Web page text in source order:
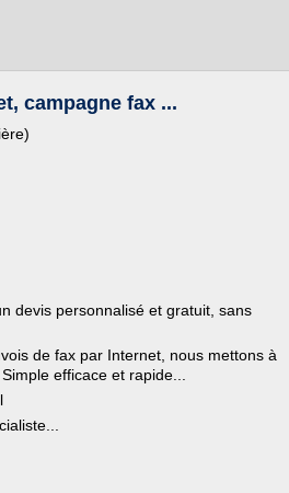
campagne fax ...
devis personnalisé et gratuit, sans
de fax par Internet, nous mettons à
efficace et rapide...